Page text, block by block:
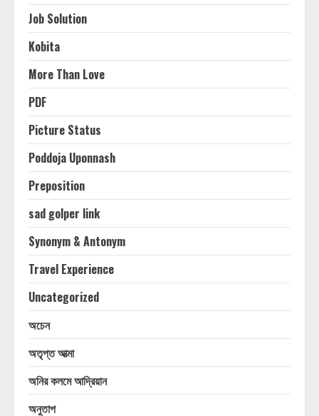
Job Solution
Kobita
More Than Love
PDF
Picture Status
Poddoja Uponnash
Preposition
sad golper link
Synonym & Antonym
Travel Experience
Uncategorized
অচেন
অতৃপ্ত আত্মা
অনির কলমে আদ্রিয়ান
অনুতাপ